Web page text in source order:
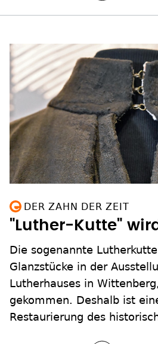
DER ZAHN DER ZEIT
"Luther-Kutte"
Die sogenannte
Glanzstücke in der
Lutherhauses in
gekommen. Deshalb ist
Restaurierung des